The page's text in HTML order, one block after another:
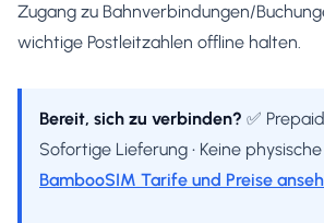
Zugang zu Bahnverbindungen/
wichtige Postleitzahlen offline halten.
Bereit, sich zu verbinden? ✅
Sofortige Lieferung • Keine
BambooSIM Tarife und Preise